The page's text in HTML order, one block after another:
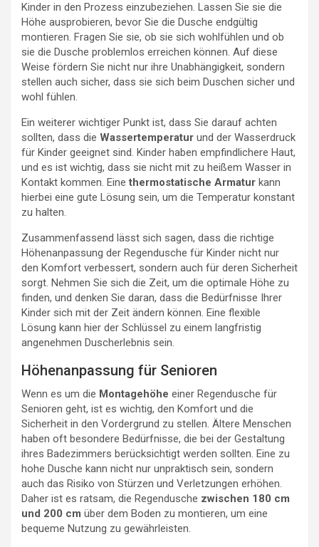
Kinder in den Prozess einzubeziehen. Lassen Sie sie die
Höhe ausprobieren, bevor Sie die Dusche endgültig
montieren. Fragen Sie sie, ob sie sich wohlfühlen und ob
sie die Dusche problemlos erreichen können. Auf diese
Weise fördern Sie nicht nur ihre Unabhängigkeit, sondern
stellen auch sicher, dass sie sich beim Duschen sicher und
wohl fühlen.
Ein weiterer wichtiger Punkt ist, dass Sie darauf achten
sollten, dass die Wassertemperatur und der Wasserdruck
für Kinder geeignet sind. Kinder haben empfindlichere Haut,
und es ist wichtig, dass sie nicht mit zu heißem Wasser in
Kontakt kommen. Einethermostatische Armatur kann
hierbei eine gute Lösung sein, um die Temperatur konstant
zu halten.
Zusammenfassend lässt sich sagen, dass die richtige
Höhenanpassung der Regendusche für Kinder nicht nur
den Komfort verbessert, sondern auch für deren Sicherheit
sorgt. Nehmen Sie sich die Zeit, um die optimale Höhe zu
finden, und denken Sie daran, dass die Bedürfnisse Ihrer
Kinder sich mit der Zeit ändern können. Eine flexible
Lösung kann hier der Schlüssel zu einem langfristig
angenehmen Duscherlebnis sein.
Höhenanpassung für Senioren
Wenn es um die Montagehöhe einer Regendusche für
Senioren geht, ist es wichtig, den Komfort und die
Sicherheit in den Vordergrund zu stellen. Ältere Menschen
haben oft besondere Bedürfnisse, die bei der Gestaltung
ihres Badezimmers berücksichtigt werden sollten. Eine zu
hohe Dusche kann nicht nur unpraktisch sein, sondern
auch das Risiko von Stürzen und Verletzungen erhöhen.
Daher ist es ratsam, die Regendusche zwischen 180 cm
und 200 cm über dem Boden zu montieren, um eine
bequeme Nutzung zu gewährleisten.